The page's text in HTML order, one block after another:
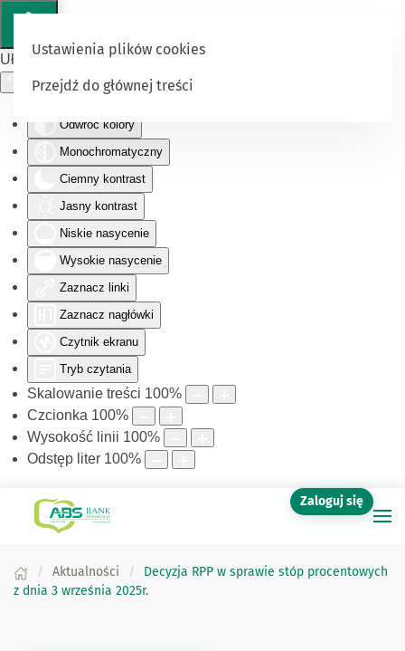
Ułatwienia dostępu
Odwróć kolory
Monochromatyczny
Ciemny kontrast
Jasny kontrast
Niskie nasycenie
Wysokie nasycenie
Zaznacz linki
Zaznacz nagłówki
Czytnik ekranu
Tryb czytania
Skalowanie treści 100%
Czcionka 100%
Wysokość linii 100%
Odstęp liter 100%
Ustawienia plików cookies
Przejdź do głównej treści
Zaloguj się
Aktualności
Decyzja RPP w sprawie stóp procentowych
z dnia 3 września 2025r.